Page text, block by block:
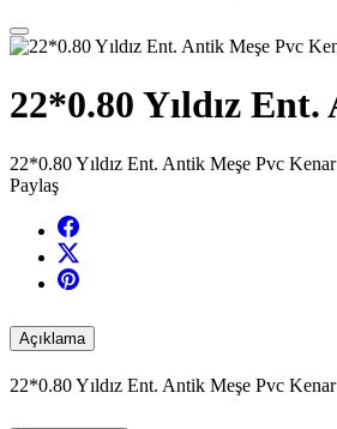
22*0.80 Yıldız
22*0.80 Yıldız Ent. Antik Meşe Pvc Kenar
Paylaş
Açıklama
22*0.80 Yıldız Ent. Antik Meşe Pvc Kenar